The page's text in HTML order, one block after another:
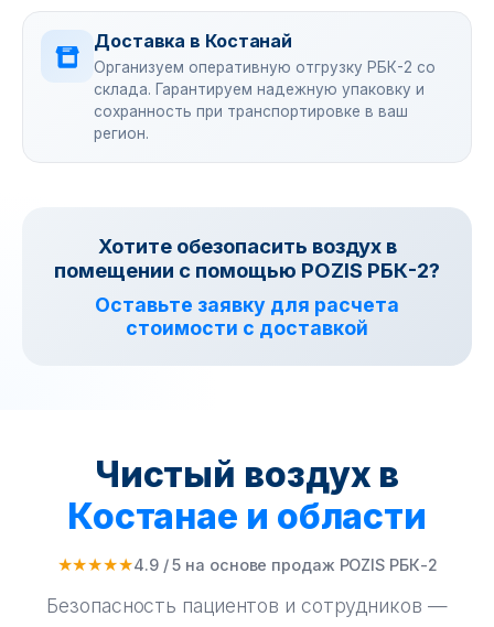
Доставка в Костанай
Организуем оперативную отгрузку РБК-2 со
склада. Гарантируем надежную упаковку и
сохранность при транспортировке в ваш
регион.
Хотите обезопасить воздух в
помещении с помощью POZIS РБК-2?
Оставьте заявку для расчета
стоимости с доставкой
Чистый воздух в
Костанае и области
★★★★★4.9 / 5 на основе продаж POZIS РБК-2
Безопасность пациентов и сотрудников —